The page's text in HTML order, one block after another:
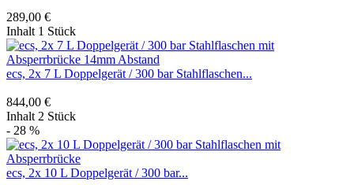
289,00 €
Inhalt 1 Stück
ecs, 2x 7 L Doppelgerät / 300 bar Stahlflaschen...
844,00 €
Inhalt 2 Stück
- 28 %
ecs, 2x 10 L Doppelgerät / 300 bar...